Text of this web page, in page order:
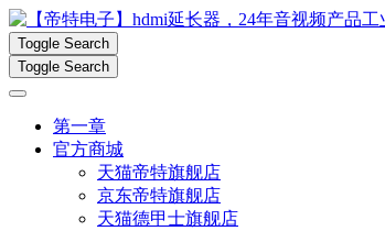
Toggle Search
Toggle Search
第一章
官方商城
天猫帝特旗舰店
京东帝特旗舰店
天猫德甲士旗舰店